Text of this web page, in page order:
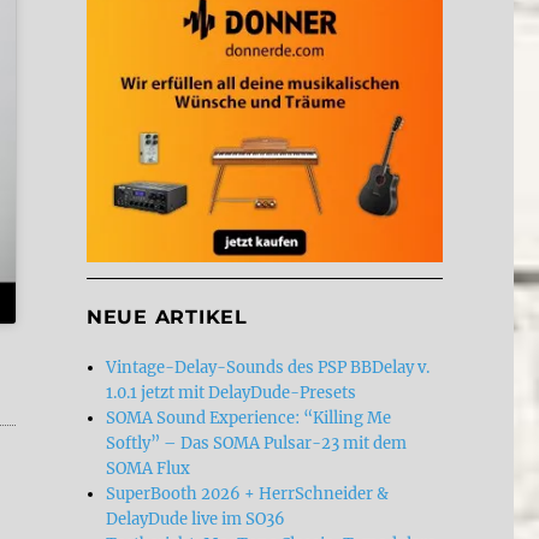
NEUE ARTIKEL
Vintage-Delay-Sounds des PSP BBDelay v.
1.0.1 jetzt mit DelayDude-Presets
SOMA Sound Experience: “Killing Me
Softly” – Das SOMA Pulsar-23 mit dem
SOMA Flux
SuperBooth 2026 + HerrSchneider &
DelayDude live im SO36